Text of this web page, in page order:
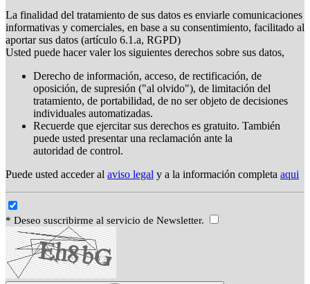
La finalidad del tratamiento de sus datos es enviarle comunicaciones
informativas y comerciales, en base a su consentimiento, facilitado al
aportar sus datos (artículo 6.1.a, RGPD)
Usted puede hacer valer los siguientes derechos sobre sus datos,
Derecho de información, acceso, de rectificación, de
oposición, de supresión ("al olvido"), de limitación del
tratamiento, de portabilidad, de no ser objeto de decisiones
individuales automatizadas.
Recuerde que ejercitar sus derechos es gratuito. También
puede usted presentar una reclamación ante la
autoridad de control.
Puede usted acceder al aviso legal y a la información completa aqui
* Deseo suscribirme al servicio de Newsletter.